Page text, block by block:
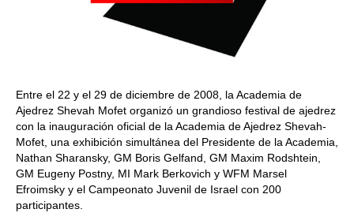
Entre el 22 y el 29 de diciembre de 2008, la Academia de
Ajedrez Shevah Mofet organizó un grandioso festival de ajedrez
con la inauguración oficial de la Academia de Ajedrez Shevah-
Mofet, una exhibición simultánea del Presidente de la Academia,
Nathan Sharansky, GM Boris Gelfand, GM Maxim Rodshtein,
GM Eugeny Postny, MI Mark Berkovich y WFM Marsel
Efroimsky y el Campeonato Juvenil de Israel con 200
participantes.